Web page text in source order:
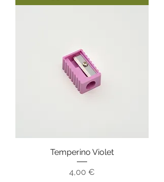
Temperino Violet
Prezzo
4,00 €